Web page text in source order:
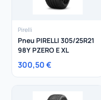
Pirelli
Pneu PIRELLI 305/25R21
98Y PZERO E XL
300,50 €